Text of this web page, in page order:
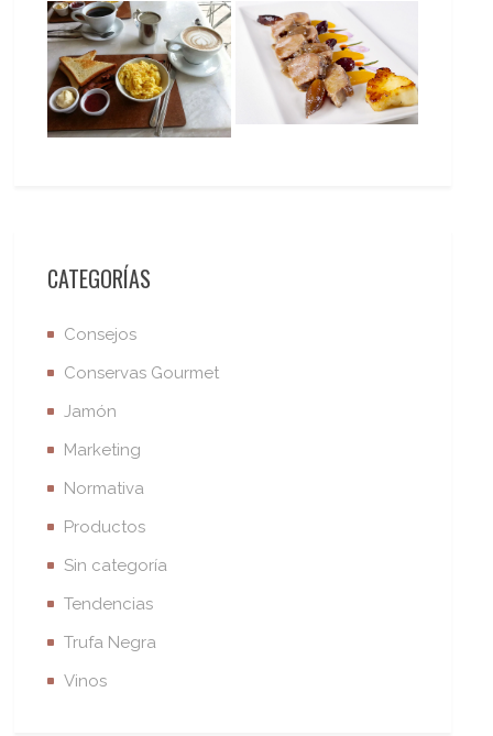
CATEGORÍAS
Consejos
Conservas Gourmet
Jamón
Marketing
Normativa
Productos
Sin categoría
Tendencias
Trufa Negra
Vinos